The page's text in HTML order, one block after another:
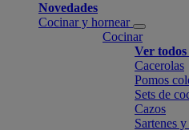
Novedades
Cocinar y hornear
Cocinar
Ver todos
Cacerolas
Pomos
Sets de
Cazos
Sartenes